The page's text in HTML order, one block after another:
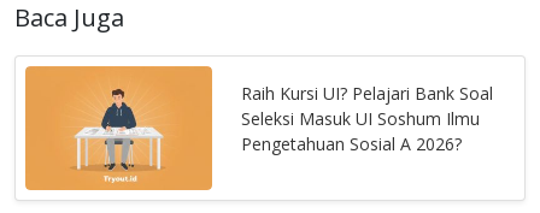
Baca Juga
Raih Kursi UI? Pelajari Bank Soal
Seleksi Masuk UI Soshum Ilmu
Pengetahuan Sosial A 2026?